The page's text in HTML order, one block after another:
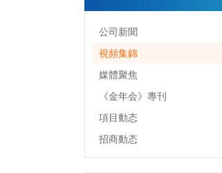
公司新聞
視頻集錦
媒體聚焦
《金年会》專刊
項目動态
招商動态